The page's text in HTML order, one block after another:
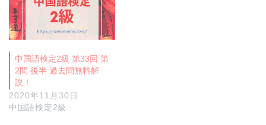
中国語検定2級 第33回 第
2問 後半 過去問無料解
説！
2020年11月30日
中国語検定2級